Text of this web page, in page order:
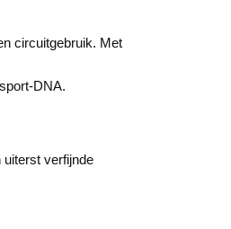
circuitgebruik. Met
DNA.
verfijnde